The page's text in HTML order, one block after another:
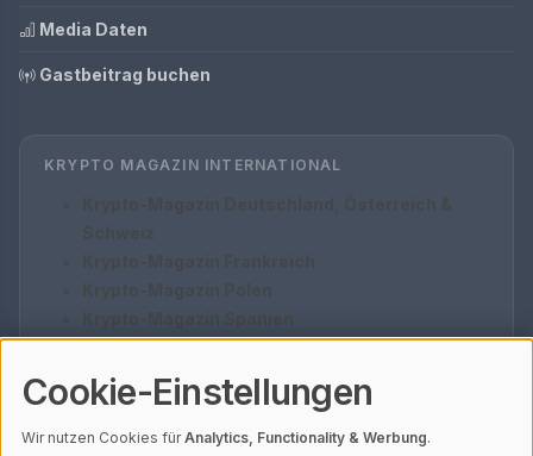
Media Daten
Gastbeitrag buchen
KRYPTO MAGAZIN INTERNATIONAL
Krypto-Magazin Italien
Krypto-Magazin Türkei
Cookie-Einstellungen
Wir nutzen Cookies fürAnalytics, Functionality & Werbung.